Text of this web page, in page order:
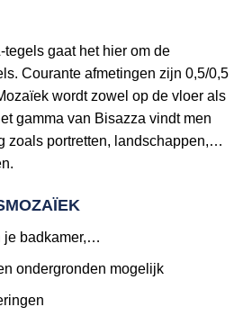
tegels gaat het hier om de
Courante afmetingen zijn 0,5/0,5
wordt zowel op de vloer als
gamma van Bisazza vindt men
zoals portretten, landschappen,…
je badkamer,…
ondergronden mogelijk